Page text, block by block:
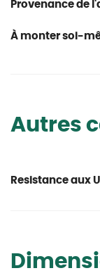
Provenance de
À monter soi-
Autres
Resistance aux